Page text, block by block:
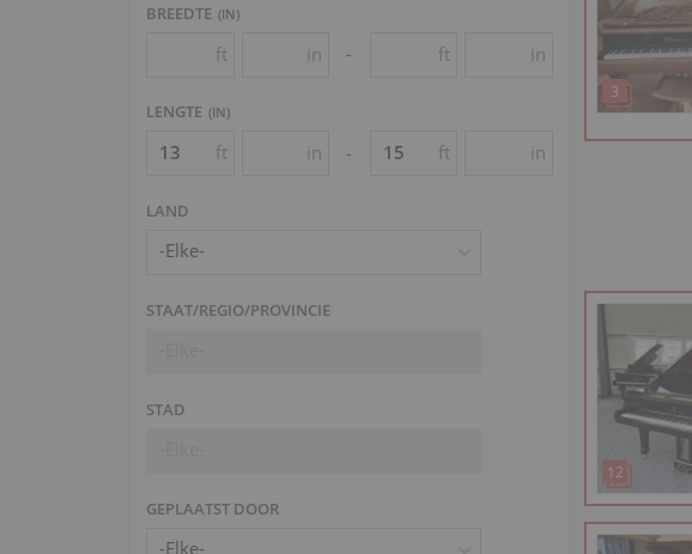
BREEDTE (IN)
ft in - ft in
LENGTE (IN)
ft in - ft in
LAND
-Elke-
STAAT/REGIO/PROVINCIE
STAD
GEPLAATST DOOR